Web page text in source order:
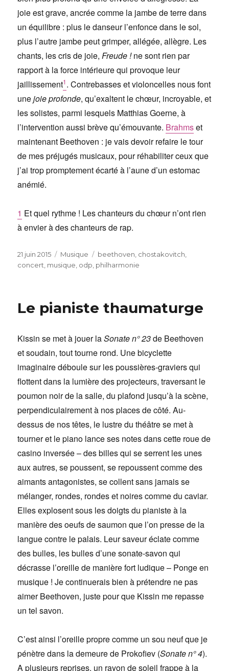
joie est grave, ancrée comme la jambe de terre dans
un équilibre : plus le danseur l’enfonce dans le sol,
plus l’autre jambe peut grimper, allégée, allègre. Les
chants, les cris de joie,Freude !ne sont rien par
rapport à la force intérieure qui provoque leur
jaillissement1. Contrebasses et violoncelles nous font
unejoie profonde, qu’exaltent le chœur, incroyable, et
les solistes, parmi lesquels Matthias Goerne, à
l’intervention aussi brève qu’émouvante. Brahmset
maintenant Beethoven : je vais devoir refaire le tour
de mes préjugés musicaux, pour réhabiliter ceux que
j’ai trop promptement écarté à l’aune d’un estomac
anémié.
1 Et quel rythme ! Les chanteurs du chœur n’ont rien
à envier à des chanteurs de rap.
Publié
le
21 juin 2015 Catégories
Musique Étiquettes
beethoven, chostakovitch,
concert, musique, odp, philharmonie
Le pianiste thaumaturge
Kissin se met à jouer laSonate n° 23de Beethoven
et soudain, tout tourne rond. Une bicyclette
imaginaire déboule sur les poussières-graviers qui
flottent dans la lumière des projecteurs, traversant le
poumon noir de la salle, du plafond jusqu’à la scène,
perpendiculairement à nos places de côté. Au-
dessus de nos têtes, le lustre du théâtre se met à
tourner et le piano lance ses notes dans cette roue de
casino inversée – des billes qui se serrent les unes
aux autres, se poussent, se repoussent comme des
aimants antagonistes, se collent sans jamais se
mélanger, rondes, rondes et noires comme du caviar.
Elles explosent sous les doigts du pianiste à la
manière des oeufs de saumon que l’on presse de la
langue contre le palais. Leur saveur éclate comme
des bulles, les bulles d’une sonate-savon qui
décrasse l’oreille de manière fort ludique – Ponge en
musique ! Je continuerais bien à prétendre ne pas
aimer Beethoven, juste pour que Kissin me repasse
un tel savon.
C’est ainsi l’oreille propre comme un sou neuf que je
pénètre dans la demeure de Prokofiev (Sonate n° 4).
A plusieurs reprises, un rayon de soleil frappe à la